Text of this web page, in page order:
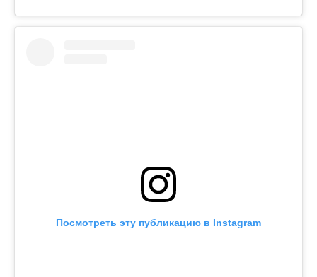
Посмотреть эту публикацию в Instagram